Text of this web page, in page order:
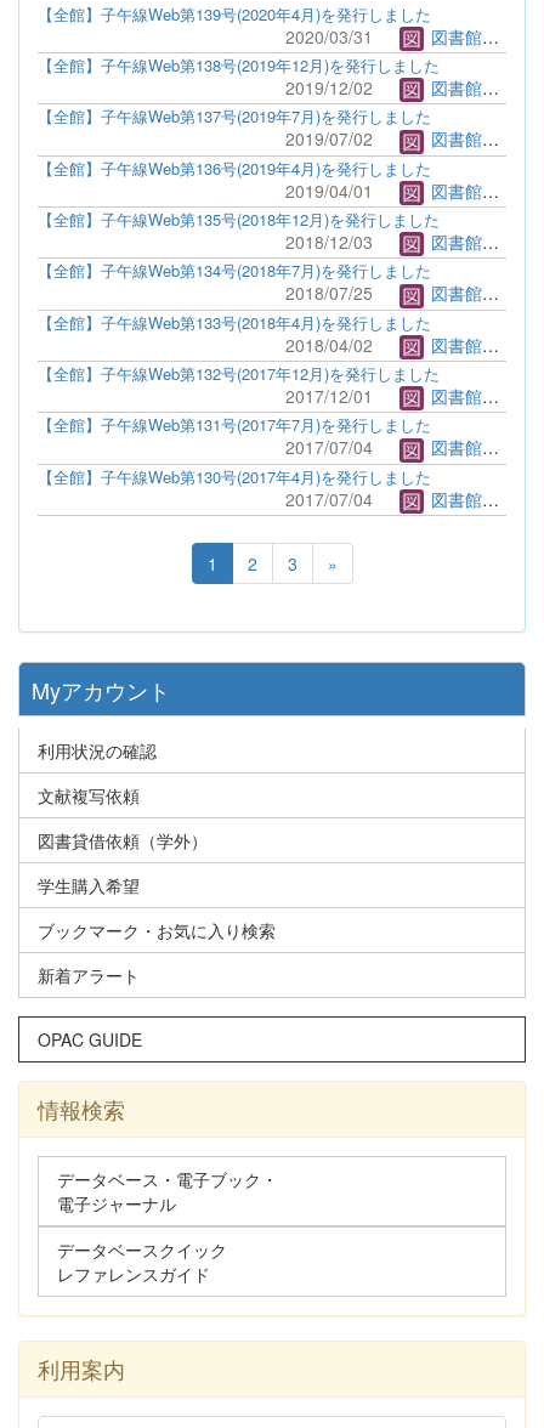
【全館】子午線Web第139号(2020年4月)を発行しました
2020/03/31 図書館管理者
【全館】子午線Web第138号(2019年12月)を発行しました
2019/12/02 図書館管理者
【全館】子午線Web第137号(2019年7月)を発行しました
2019/07/02 図書館管理者
【全館】子午線Web第136号(2019年4月)を発行しました
2019/04/01 図書館管理者
【全館】子午線Web第135号(2018年12月)を発行しました
2018/12/03 図書館管理者
【全館】子午線Web第134号(2018年7月)を発行しました
2018/07/25 図書館管理者
【全館】子午線Web第133号(2018年4月)を発行しました
2018/04/02 図書館管理者
【全館】子午線Web第132号(2017年12月)を発行しました
2017/12/01 図書館管理者
【全館】子午線Web第131号(2017年7月)を発行しました
2017/07/04 図書館管理者
【全館】子午線Web第130号(2017年4月)を発行しました
2017/07/04 図書館管理者
1 2 3 »
Myアカウント
利用状況の確認
文献複写依頼
図書貸借依頼（学外）
学生購入希望
ブックマーク・お気に入り検索
新着アラート
OPAC GUIDE
情報検索
データベース・電子ブック・
電子ジャーナル
データベースクイック
レファレンスガイド
利用案内